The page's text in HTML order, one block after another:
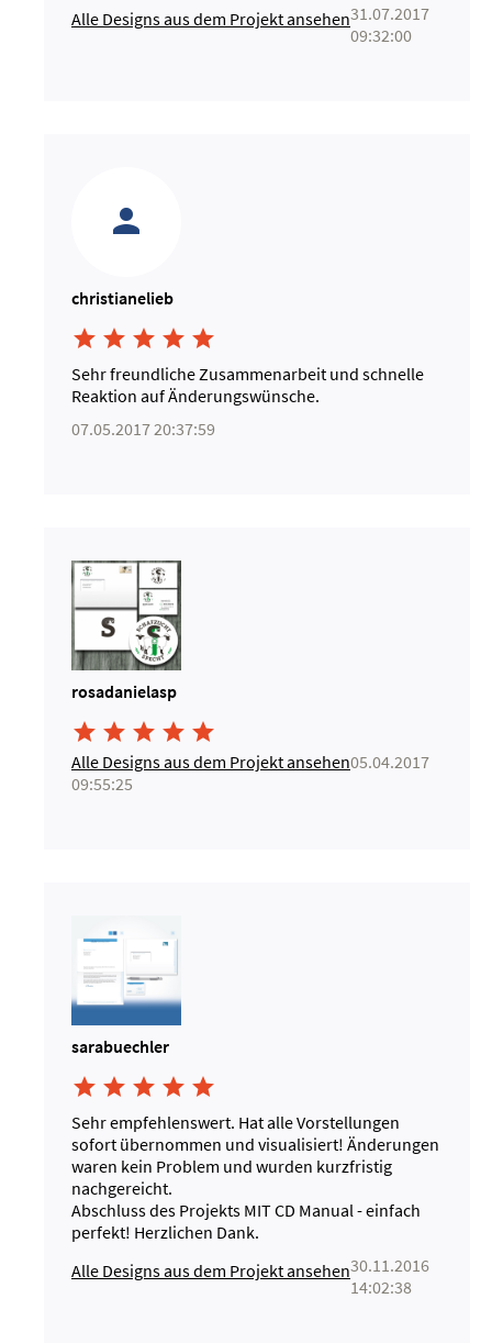
Alle Designs aus dem Projekt ansehen31.07.2017
09:32:00
christianelieb
    
Sehr freundliche Zusammenarbeit und schnelle
Reaktion auf Änderungswünsche.
07.05.2017 20:37:59
rosadanielasp
    
Alle Designs aus dem Projekt ansehen05.04.2017
09:55:25
sarabuechler
    
Sehr empfehlenswert. Hat alle Vorstellungen
sofort übernommen und visualisiert! Änderungen
waren kein Problem und wurden kurzfristig
nachgereicht.
Abschluss des Projekts MIT CD Manual - einfach
perfekt! Herzlichen Dank.
Alle Designs aus dem Projekt ansehen30.11.2016
14:02:38